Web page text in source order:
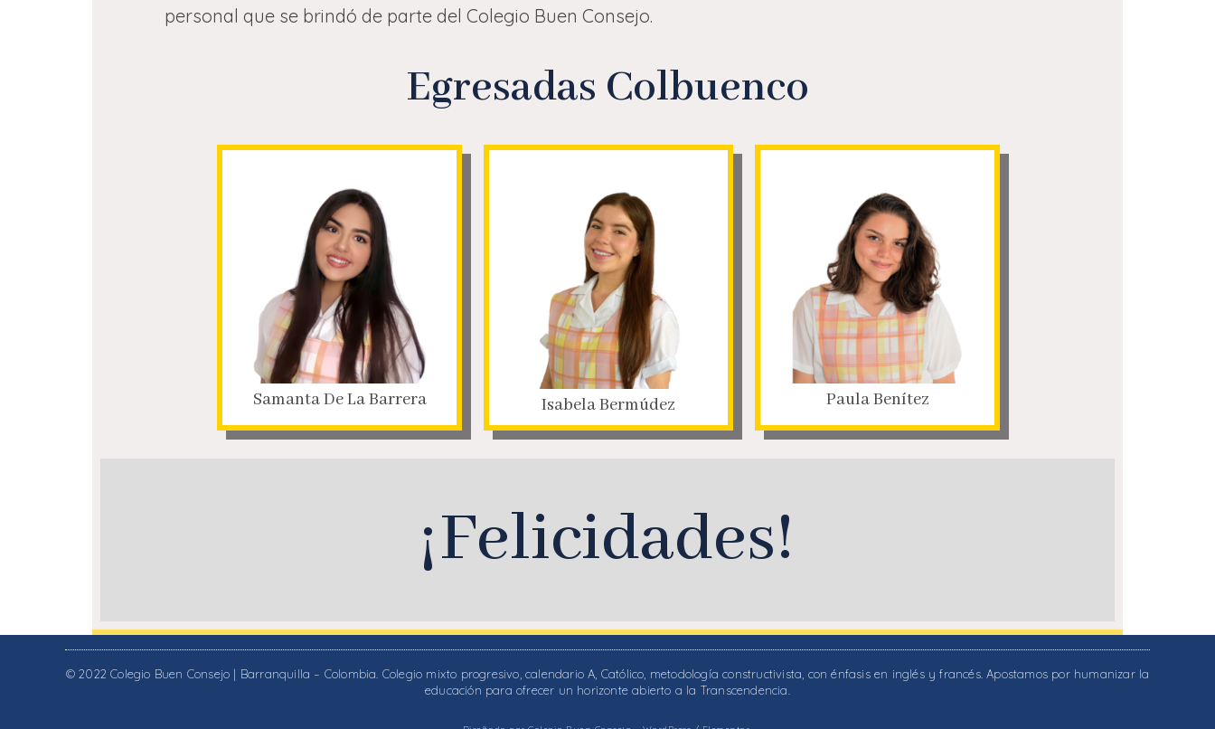
personal que se brindó de parte del Colegio Buen Consejo.
Egresadas Colbuenco
Samanta De La Barrera Isabela Bermúdez Paula Benítez
¡Felicidades!
© 2022 Colegio Buen Consejo | Barranquilla – Colombia. Colegio mixto progresivo, calendario A, Católico, metodología constructivista, con énfasis en inglés y francés. Apostamos por humanizar la
educación para ofrecer un horizonte abierto a la Transcendencia.